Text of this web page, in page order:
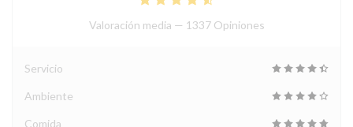
Valoración media — 1337 Opiniones
Servicio
Ambiente
Comida